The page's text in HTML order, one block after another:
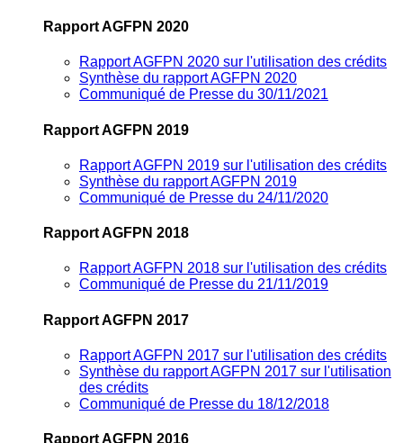
Rapport AGFPN 2020
Rapport AGFPN 2020 sur l'utilisation des crédits
Synthèse du rapport AGFPN 2020
Communiqué de Presse du 30/11/2021
Rapport AGFPN 2019
Rapport AGFPN 2019 sur l'utilisation des crédits
Synthèse du rapport AGFPN 2019
Communiqué de Presse du 24/11/2020
Rapport AGFPN 2018
Rapport AGFPN 2018 sur l'utilisation des crédits
Communiqué de Presse du 21/11/2019
Rapport AGFPN 2017
Rapport AGFPN 2017 sur l'utilisation des crédits
Synthèse du rapport AGFPN 2017 sur l'utilisation
des crédits
Communiqué de Presse du 18/12/2018
Rapport AGFPN 2016